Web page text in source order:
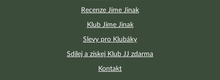
Recenze Jíme Jinak
Klub Jíme Jinak
Slevy pro Klubáky
Sdílej a získej Klub JJ zdarma
Kontakt